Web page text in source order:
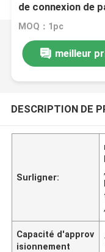
de connexion de
MOQ：1pc
meilleur
DESCRIPTION DE
Surligner:
,
,
Capacité d'approv
isionnement